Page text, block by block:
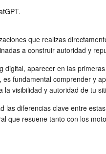
que realizas
a construir autoridad y
digital, aparecer en las
fundamental comprender y
visibilidad y autoridad de tu
las diferencias clave entre
que resuene tanto con los